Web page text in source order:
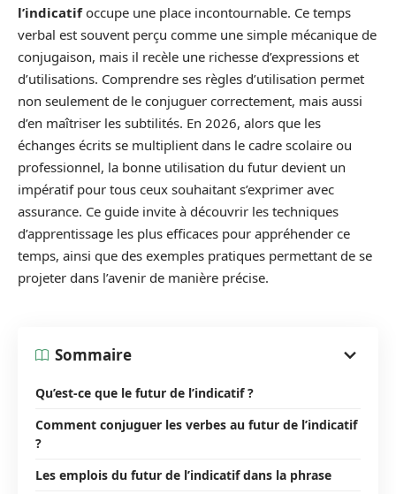
l’indicatifoccupe une place incontournable. Ce temps
verbal est souvent perçu comme une simple mécanique de
conjugaison, mais il recèle une richesse d’expressions et
d’utilisations. Comprendre ses règles d’utilisation permet
non seulement de le conjuguer correctement, mais aussi
d’en maîtriser les subtilités. En 2026, alors que les
échanges écrits se multiplient dans le cadre scolaire ou
professionnel, la bonne utilisation du futur devient un
impératif pour tous ceux souhaitant s’exprimer avec
assurance. Ce guide invite à découvrir les techniques
d’apprentissage les plus efficaces pour appréhender ce
temps, ainsi que des exemples pratiques permettant de se
projeter dans l’avenir de manière précise.
Sommaire
Qu’est-ce que le futur de l’indicatif ?
Comment conjuguer les verbes au futur de l’indicatif
?
Les emplois du futur de l’indicatif dans la phrase